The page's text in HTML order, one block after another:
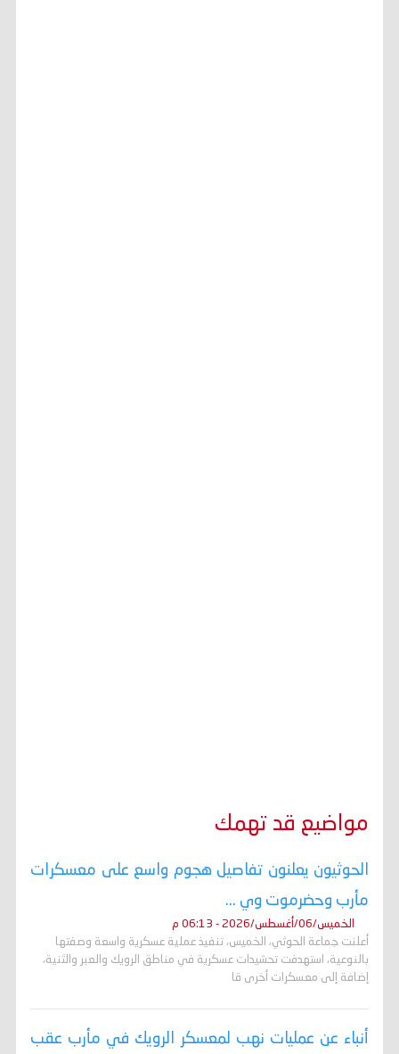
مواضيع قد تهمك
الحوثيون يعلنون تفاصيل هجوم واسع على معسكرات
مأرب وحضرموت وي ...
الخميس/06/أغسطس/2026 - 06:13 م
أعلنت جماعة الحوثي، الخميس، تنفيذ عملية عسكرية واسعة وصفتها
بالنوعية، استهدفت تحشيدات عسكرية في مناطق الرويك والعبر والثنية،
إضافة إلى معسكرات أخرى قا
أنباء عن عمليات نهب لمعسكر الرويك في مأرب عقب